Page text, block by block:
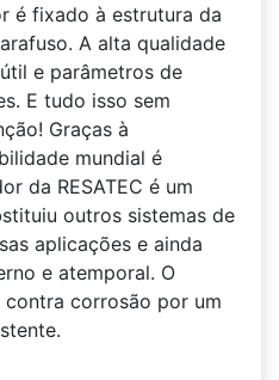
é fixado à estrutura da
A alta qualidade
e parâmetros de
E tudo isso sem
Graças à
mundial é
da RESATEC é um
outros sistemas de
aplicações e ainda
e atemporal. O
corrosão por um